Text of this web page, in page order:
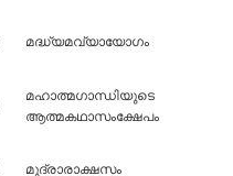
മദ്ധ്യമവ്യായോഗം
മഹാത്മഗാന്ധിയുടെ
ആത്മകഥാസംക്ഷേപം
മുദ്രാരാക്ഷസം